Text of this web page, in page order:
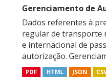
Gerenciamento de
Dados referentes à
regular de transporte
e internacional de
autorização.
PDF HTML JSON